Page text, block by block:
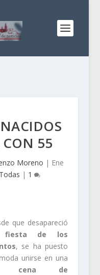
55
Moreno | Ene
Todas | 1
que desapareció
de los
, se ha puesto
unirse en una
cena de